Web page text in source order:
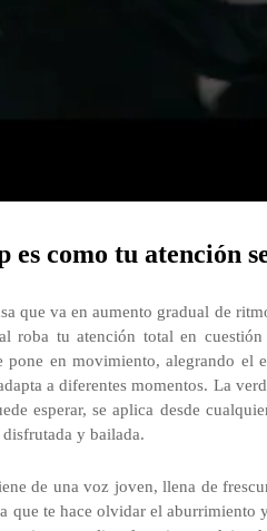
es como tu atención
que va en aumento gradual de
tu atención total en cuestión
pone en movimiento, alegrando el
a diferentes momentos. La
esperar, se aplica desde
y bailada.
de una voz joven, llena de
que te hace olvidar el aburrimiento